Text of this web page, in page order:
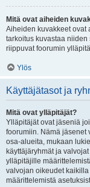
Mitä ovat aiheiden
Aiheiden kuvakkeet ovat
tarkoitus kuvastaa
riippuvat foorumin
Ylös
Käyttäjätasot ja
Mitä ovat ylläpitäjät?
Ylläpitäjät ovat jäseniä
foorumiin. Nämä jäsenet
osa-alueita, mukaan
käyttäjäryhmät ja
ylläpitäjille
valvojan oikeudet
määrittelemistä